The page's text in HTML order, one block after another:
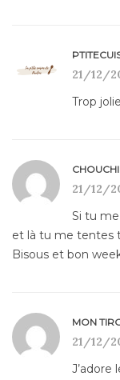
21/12/
Trop
21/12/
Si tu
et là tu me tentes
Bisous et bon
MON
21/12/
J’adore